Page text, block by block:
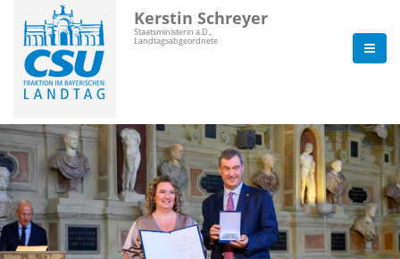
Kerstin Schreyer
Staatsministerin a.D.,
Landtagsabgeordnete